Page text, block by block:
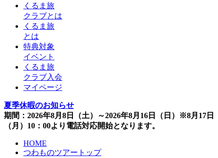
くるま旅
クラブとは
くるま旅
とは
特典対象
イベント
くるま旅
クラブ入会
マイページ
夏季休暇のお知らせ
期間：2026年8月8日（土）～2026年8月16日（日）※8月17日
（月）10：00より電話対応開始となります。
HOME
つわものツアートップ